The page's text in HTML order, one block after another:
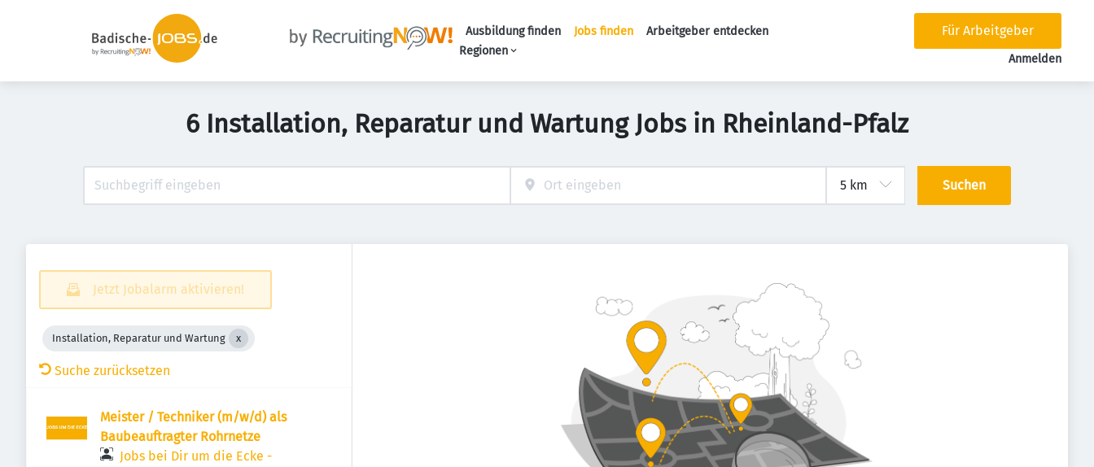
Ausbildung finden Jobs finden
Arbeitgeber entdecken
Regionen
Für Arbeitgeber
Anmelden
6 Installation, Reparatur und Wartung Jobs in Rheinland-Pfalz
Suchen
Jetzt Jobalarm aktivieren!
Installation, Reparatur und Wartung
Suche zurücksetzen
Meister / Techniker (m/w/d) als
Baubeauftragter Rohrnetze
Jobs bei Dir um die Ecke -